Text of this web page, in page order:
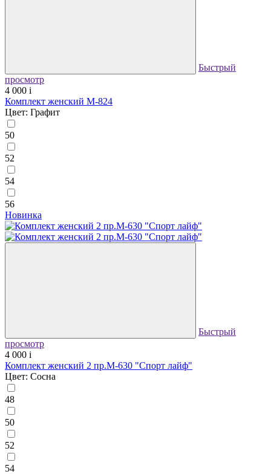
Быстрый
просмотр
4 000 i
Комплект женский М-824
Цвет: Графит
50
52
54
56
Новинка
Быстрый
просмотр
4 000 i
Комплект женский 2 пр.М-630 "Спорт лайф"
Цвет: Сосна
48
50
52
54